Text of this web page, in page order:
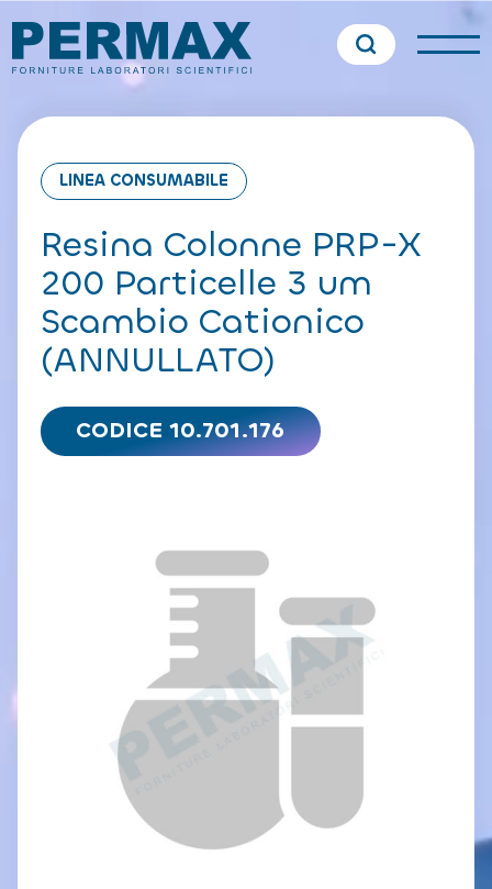
LINEA CONSUMABILE
Resina Colonne PRP-X
200 Particelle 3 um
Scambio Cationico
(ANNULLATO)
CODICE 10.701.176